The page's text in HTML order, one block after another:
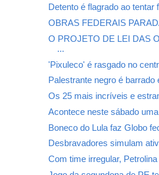
Detento é flagrado ao tentar
OBRAS FEDERAIS
O PROJETO DE LEI DAS
...
'Pixuleco' é rasgado no
Palestrante negro é barrado
Os 25 mais incríveis e
Acontece neste sábado
Boneco do Lula faz Globo
Desbravadores simulam
Com time irregular,